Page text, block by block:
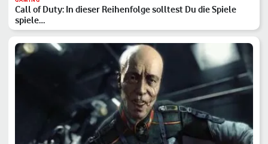
Call of Duty: In dieser Reihenfolge solltest Du die Spiele
spiele…